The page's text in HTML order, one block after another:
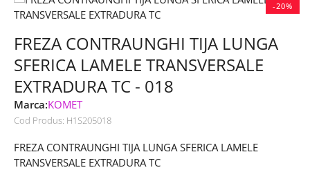
-20%
FREZA CONTRAUNGHI TIJA LUNGA
SFERICA LAMELE TRANSVERSALE
EXTRADURA TC - 018
Marca:KOMET
Cod Produs: H1S205018
FREZA CONTRAUNGHI TIJA LUNGA SFERICA LAMELE
TRANSVERSALE EXTRADURA TC